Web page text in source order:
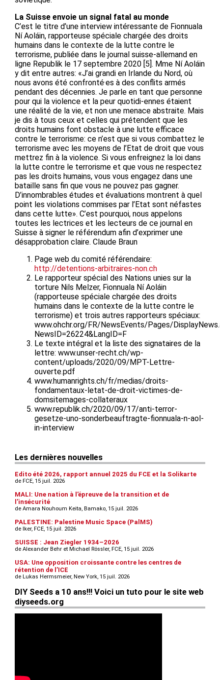
La Suisse envoie un signal fatal au monde
C’est le titre d’une interview intéressante de Fionnuala
Ní Aoláin, rapporteuse spéciale chargée des droits
humains dans le contexte de la lutte contre le
terrorisme, publiée dans le journal suisse-allemand en
ligne Republik le 17 septembre 2020 [5]. Mme Ní Aoláin
y dit entre autres: «J’ai grandi en Irlande du Nord, où
nous avons été confronté·es à des conflits armés
pendant des décennies. Je parle en tant que personne
pour qui la violence et la peur quotidi-ennes étaient
une réalité de la vie, et non une menace abstraite. Mais
je dis à tous ceux et celles qui prétendent que les
droits humains font obstacle à une lutte efficace
contre le terrorisme: ce n’est que si vous combattez le
terrorisme avec les moyens de l’Etat de droit que vous
mettrez fin à la violence. Si vous enfreignez la loi dans
la lutte contre le terrorisme et que vous ne respectez
pas les droits humains, vous vous engagez dans une
bataille sans fin que vous ne pouvez pas gagner.
D’innombrables études et évaluations montrent à quel
point les violations commises par l’Etat sont néfastes
dans cette lutte». C’est pourquoi, nous appelons
toutes les lectrices et les lecteurs de ce journal en
Suisse à signer le référendum afin d’exprimer une
désapprobation claire. Claude Braun
Page web du comité référendaire:
http://detentions-arbitraires-non.ch
Le rapporteur spécial des Nations unies sur la
torture Nils Melzer, Fionnuala Ní Aoláin
(rapporteuse spéciale chargée des droits
humains dans le contexte de la lutte contre le
terrorisme) et trois autres rapporteurs spéciaux:
www.ohchr.org/FR/NewsEvents/Pages/
NewsID=26224&LangID=F
Le texte intégral et la liste des signataires de la
lettre: www.unser-recht.ch/wp-
content/uploads/2020/09/MPT-Lettre-
ouverte.pdf
www.humanrights.ch/fr/medias/droits-
fondamentaux-letat-de-droit-victimes-de-
domsitemages-collateraux
www.republik.ch/2020/09/17/anti-terror-
gesetze-uno-sonderbeauftragte-fionnuala-n-aol-
in-interview